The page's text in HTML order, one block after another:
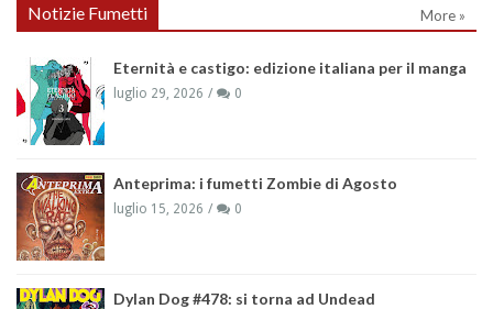
Notizie Fumetti More »
Eternità e castigo: edizione italiana per il manga
luglio 29, 2026 0
Anteprima: i fumetti Zombie di Agosto
luglio 15, 2026 0
Dylan Dog #478: si torna ad Undead